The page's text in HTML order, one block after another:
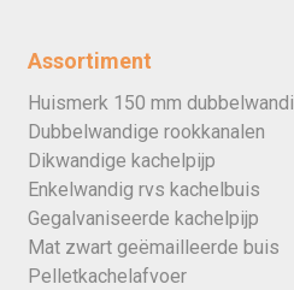
Assortiment
Huismerk 150 mm
Dubbelwandige rookkanalen
Dikwandige kachelpijp
Enkelwandig rvs kachelbuis
Gegalvaniseerde kachelpijp
Mat zwart geëmailleerde buis
Pelletkachelafvoer